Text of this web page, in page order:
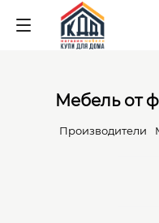
Мебель от
Производители